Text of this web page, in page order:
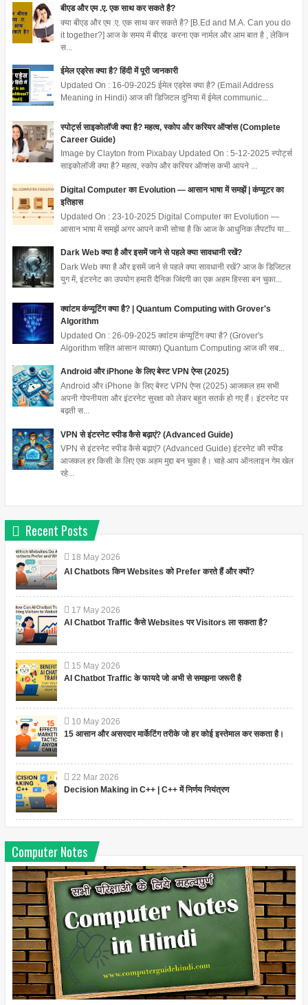
बीएड और एम .ए. एक साथ कर सकते है?
क्या बीएड और एम .ए. एक साथ कर सकते है? [B.Ed and M.A. Can you do
it together?] आज के समय में बीएड करना एक नार्मल और आम बात है , लेकिन
स...
ईमेल एड्रेस क्या है? हिंदी में पूरी जानकारी
Updated On : 16-09-2025 ईमेल एड्रेस क्या है? (Email Address
Meaning in Hindi) आज की डिजिटल दुनिया में ईमेल communic...
स्पोर्ट्स साइकोलॉजी क्या है? महत्व, स्कोप और करियर ऑप्शंस (Complete
Career Guide)
Image by Clayton from Pixabay Updated On : 5-12-2025 स्पोर्ट्स
साइकोलॉजी क्या है? महत्व, स्कोप और करियर ऑप्शंस कभी आपने ...
Digital Computer का Evolution — आसान भाषा में समझें | कंप्यूटर का
इतिहास
Updated On : 23-10-2025 Digital Computer का Evolution —
आसान भाषा में समझें अगर आपने कभी सोचा है कि आज के आधुनिक लैपटॉप या...
Dark Web क्या है और इसमें जाने से पहले क्या सावधानी रखें?
Dark Web क्या है और इसमें जाने से पहले क्या सावधानी रखें? आज के डिजिटल
युग में, इंटरनेट का उपयोग हमारी दैनिक जिंदगी का एक अहम हिस्सा बन चुका...
क्वांटम कंप्यूटिंग क्या है? | Quantum Computing with Grover's
Algorithm
Updated On : 26-09-2025 क्वांटम कंप्यूटिंग क्या है? (Grover's
Algorithm सहित आसान व्याख्या) Quantum Computing आज की सब...
Android और iPhone के लिए बेस्ट VPN ऐप्स (2025)
Android और iPhone के लिए बेस्ट VPN ऐप्स (2025) आजकल हम सभी
अपनी गोपनीयता और इंटरनेट सुरक्षा को लेकर बहुत सतर्क हो गए हैं। इंटरनेट पर
बढ़ती स...
VPN से इंटरनेट स्पीड कैसे बढ़ाएं? (Advanced Guide)
VPN से इंटरनेट स्पीड कैसे बढ़ाएं? (Advanced Guide) इंटरनेट की स्पीड
आजकल हर किसी के लिए एक अहम मुद्दा बन चुका है। चाहे आप ऑनलाइन गेम खेल
रहे...
Recent Posts
18 May 2026
AI Chatbots किन Websites को Prefer करते हैं और क्यों?
17 May 2026
AI Chatbot Traffic कैसे Websites पर Visitors ला सकता है?
15 May 2026
AI Chatbot Traffic के फायदे जो अभी से समझना जरूरी है
10 May 2026
15 आसान और असरदार मार्केटिंग तरीके जो हर कोई इस्तेमाल कर सकता है।
22 Mar 2026
Decision Making in C++ | C++ में निर्णय नियंत्रण
Computer Notes